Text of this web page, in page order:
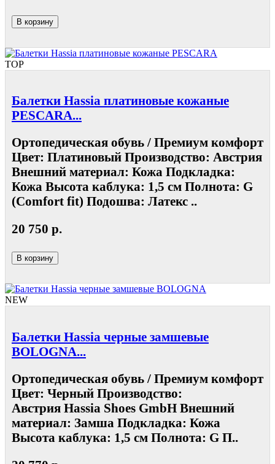
В корзину
TOP
Балетки Hassia платиновые кожаные
PESCARA...
Ортопедическая обувь / Премиум комфорт
Цвет: Платиновый Производство: Австрия
Внешний материал: Кожа Подкладка:
Кожа Высота каблука: 1,5 см Полнота: G
(Comfort fit) Подошва: Латекс ..
20 750 р.
В корзину
NEW
Балетки Hassia черные замшевые
BOLOGNA...
Ортопедическая обувь / Премиум комфорт
Цвет: Черный Производство:
Австрия Hassia Shoes GmbH Внешний
материал: Замша Подкладка: Кожа
Высота каблука: 1,5 см Полнота: G П..